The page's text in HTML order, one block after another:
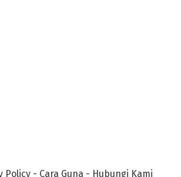
Policy - Cara Guna - Hubungi Kami